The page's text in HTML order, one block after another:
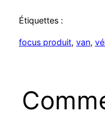
Étiquettes :
focus produit, van,